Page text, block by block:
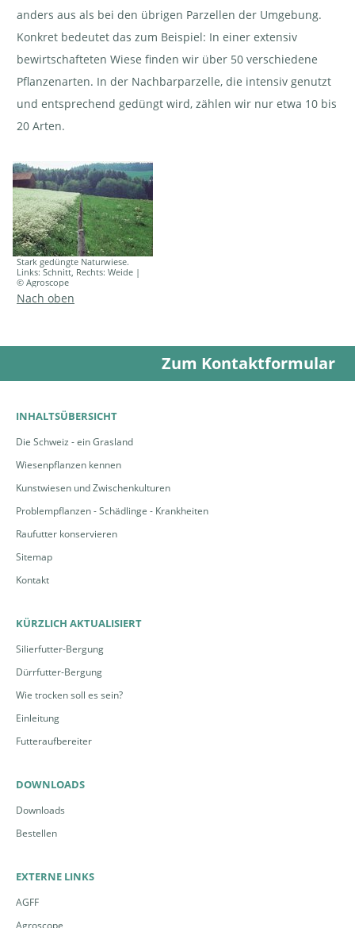
anders aus als bei den übrigen Parzellen der Umgebung.
Konkret bedeutet das zum Beispiel: In einer extensiv
bewirtschafteten Wiese finden wir über 50 verschiedene
Pflanzenarten. In der Nachbarparzelle, die intensiv genutzt
und entsprechend gedüngt wird, zählen wir nur etwa 10 bis
20 Arten.
Stark gedüngte Naturwiese.
Links: Schnitt, Rechts: Weide |
© Agroscope
Nach oben
Zum Kontaktformular
INHALTSÜBERSICHT
Die Schweiz - ein Grasland
Wiesenpflanzen kennen
Kunstwiesen und Zwischenkulturen
Problempflanzen - Schädlinge - Krankheiten
Raufutter konservieren
Sitemap
Kontakt
KÜRZLICH AKTUALISIERT
Silierfutter-Bergung
Dürrfutter-Bergung
Wie trocken soll es sein?
Einleitung
Futteraufbereiter
DOWNLOADS
Downloads
Bestellen
EXTERNE LINKS
AGFF